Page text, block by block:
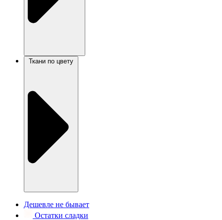
Дешевле не бывает
Остатки сладки